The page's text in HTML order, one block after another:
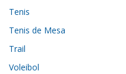
Tenis
Tenis de Mesa
Trail
Voleibol